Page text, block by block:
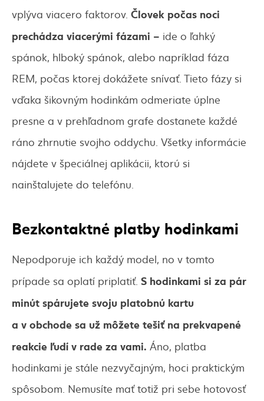
vplýva viacero faktorov. Človek počas noci
prechádza viacerými fázami – ide o ľahký
spánok, hlboký spánok, alebo napríklad fáza
REM, počas ktorej dokážete snívať. Tieto fázy si
vďaka šikovným hodinkám odmeriate úplne
presne a v prehľadnom grafe dostanete každé
ráno zhrnutie svojho oddychu. Všetky informácie
nájdete v špeciálnej aplikácii, ktorú si
nainštalujete do telefónu.
Bezkontaktné platby hodinkami
Nepodporuje ich každý model, no v tomto
prípade sa oplatí priplatiť. S hodinkami si za pár
minút spárujete svoju platobnú kartu
a v obchode sa už môžete tešiť na prekvapené
reakcie ľudí v rade za vami. Áno, platba
hodinkami je stále nezvyčajným, hoci praktickým
spôsobom. Nemusíte mať totiž pri sebe hotovosť